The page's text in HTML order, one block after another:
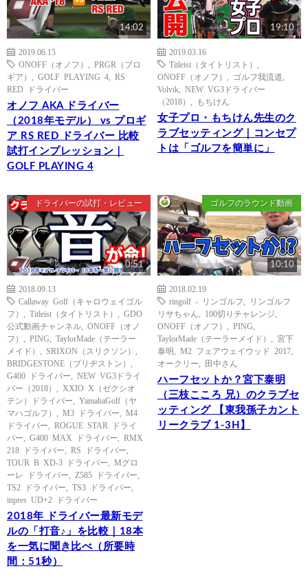
14:02
2019.06.15
ONOFF（オノフ）
PRGR（プロ
ギア）
GOLF PLAYING 4
RS
RED ドライバー
オノフ AKA ドライバー
（2018年モデル） vs プロギ
ア RS RED ドライバー 比較
試打インプレッション｜
GOLF PLAYING 4
19:10
2019.03.16
Titleist（タイトリスト）
ONOFF（オノフ）
ゴルフ我流道
Volvik
NEW VG3ドライバー
（2018）
もちけん
女子プロ・もちけん先生のク
ラブセッティング｜コンセプ
トは「ゴルフを簡単に」
ドライバーの試打・レビュー
0:51
2018.09.13
Callaway Golf（キャロウェイゴル
フ）
Titleist（タイトリスト）
GDO
公式動画チャンネル
ONOFF（オノ
フ）
PING
TaylorMade（テーラー
メイド）
SRIXON（スリクソン）
BRIDGESTONE（ブリヂストン）
G400 ドライバー
NEW VG3ドライ
バー（2018）
XXIO X（ゼクシオ
テン）ドライバー
YamahaGolf（ヤ
マハゴルフ）
M3 ドライバー
M4
ドライバー
ROGUE STAR ドライ
バー
G400 MAX ドライバー
RMX
218 ドライバー
RS ドライバー
TOUR B XD-3 ドライバー
Mグロ
ーレ ドライバー
Z585 ドライバー
TS2 ドライバー
TS3 ドライバー
inpres UD+2 ドライバー
2018年 ドライバー最新モデ
ルの「打音♪」を比較｜18本
を一気に聞き比べ（所要時
間：51秒）
ゴルフのラウンド動画
10:10
2018.02.19
ringolf - リンゴルフ
リンゴルフ
リサちゃん
100切りチャレンジ
ONOFF（オノフ）
PING
TaylorMade（テーラーメイド）
宮下
泰明
M2 フェアウェイウッド 2017
オークリー
田中さん
ハーフセットか？宮下泰明
（三枝こころ 兄）のクラブセ
ッティング 【東我孫子カント
リークラブ 1-3H】